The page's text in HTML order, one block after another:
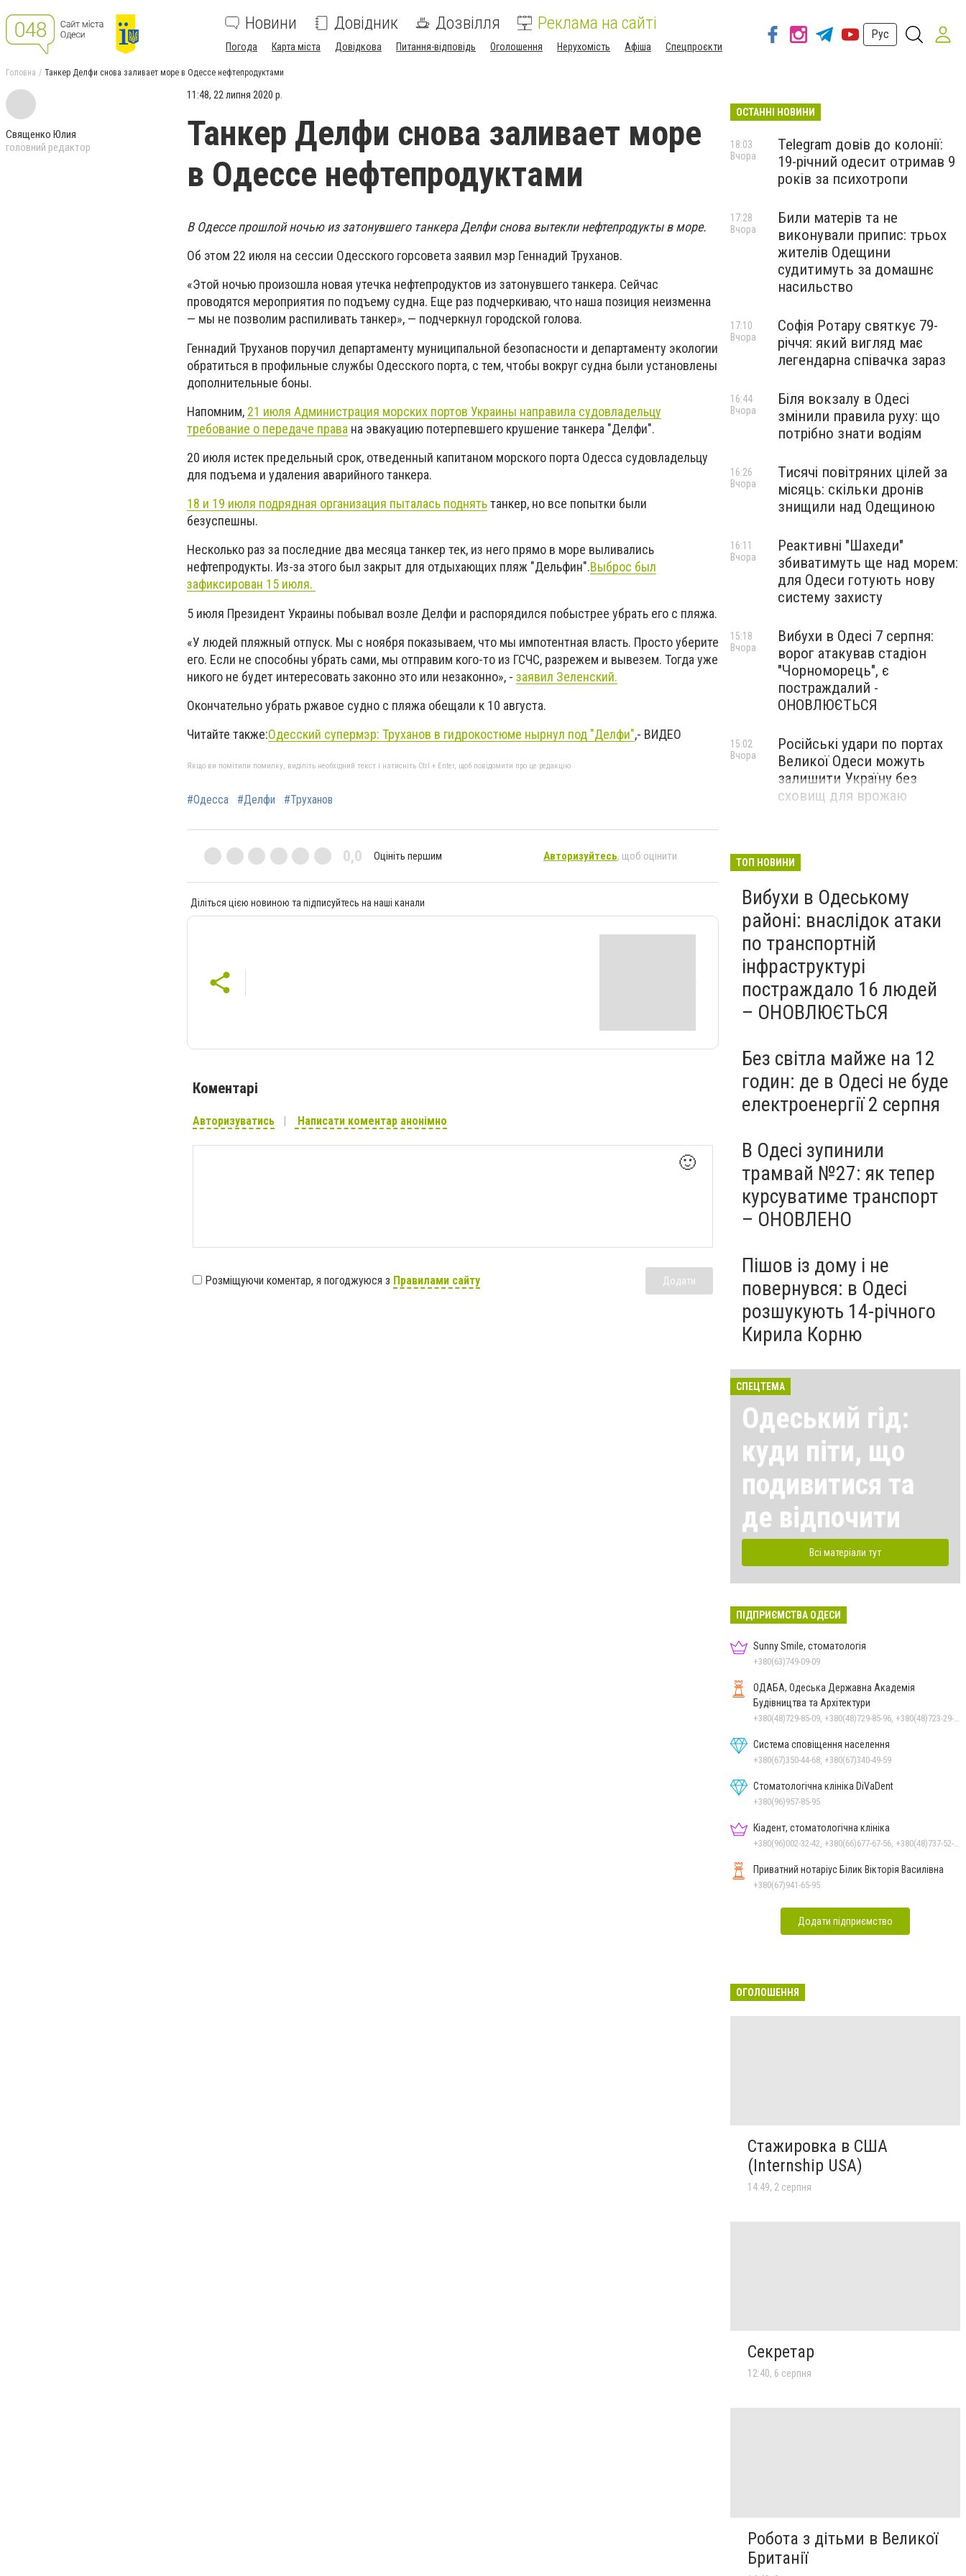
Новини Довідник Дозвілля Реклама на сайті
Погода Карта міста Довідкова Питання-відповідь Оголошення Нерухомість Афіша Спецпроєкти
Рус
Головна Танкер Делфи снова заливает море в Одессе нефтепродуктами
Священко Юлия
головний редактор
11:48, 22 липня 2020 р.
Танкер Делфи снова заливает море
в Одессе нефтепродуктами
В Одессе прошлой ночью из затонувшего танкера Делфи снова вытекли нефтепродукты в море.
Об этом 22 июля на сессии Одесского горсовета заявил мэр Геннадий Труханов.
«Этой ночью произошла новая утечка нефтепродуктов из затонувшего танкера. Сейчас
проводятся мероприятия по подъему судна. Еще раз подчеркиваю, что наша позиция неизменна
— мы не позволим распиливать танкер», — подчеркнул городской голова.
Геннадий Труханов поручил департаменту муниципальной безопасности и департаменту экологии
обратиться в профильные службы Одесского порта, с тем, чтобы вокруг судна были установлены
дополнительные боны.
Напомним, 21 июля Администрация морских портов Украины направила судовладельцу
требование о передаче права на эвакуацию потерпевшего крушение танкера "Делфи".
20 июля истек предельный срок, отведенный капитаном морского порта Одесса судовладельцу
для подъема и удаления аварийного танкера.
18 и 19 июля подрядная организация пыталась поднятьтанкер, но все попытки были
безуспешны.
Несколько раз за последние два месяца танкер тек, из него прямо в море выливались
нефтепродукты. Из-за этого был закрыт для отдыхающих пляж "Дельфин".Выброс был
зафиксирован 15 июля.
5 июля Президент Украины побывал возле Делфи и распорядился побыстрее убрать его с пляжа.
«У людей пляжный отпуск. Мы с ноября показываем, что мы импотентная власть. Просто уберите
его. Если не способны убрать сами, мы отправим кого-то из ГСЧС, разрежем и вывезем. Тогда уже
никого не будет интересовать законно это или незаконно», - заявил Зеленский.
Окончательно убрать ржавое судно с пляжа обещали к 10 августа.
Читайте также:Одесский супермэр: Труханов в гидрокостюме нырнул под "Делфи",- ВИДЕО
Якщо ви помітили помилку, виділіть необхідний текст і натисніть Ctrl + Enter, щоб повідомити про це редакцію
#Одесса #Делфи #Труханов
0,0 Оцініть першим Авторизуйтесь, щоб оцінити
Діліться цією новиною та підписуйтесь на наші канали
Коментарі
Авторизуватись Написати коментар анонімно
🙂
Розміщуючи коментар, я погоджуюся з Правилами сайту Додати
ОСТАННІ НОВИНИ
Telegram довів до колонії:
19-річний одесит отримав 9
років за психотропи
18:03
Вчора
Били матерів та не
виконували припис: трьох
жителів Одещини
судитимуть за домашнє
насильство
17:28
Вчора
Софія Ротару святкує 79-
річчя: який вигляд має
легендарна співачка зараз
17:10
Вчора
Біля вокзалу в Одесі
змінили правила руху: що
потрібно знати водіям
16:44
Вчора
Тисячі повітряних цілей за
місяць: скільки дронів
знищили над Одещиною
16:26
Вчора
Реактивні "Шахеди"
збиватимуть ще над морем:
для Одеси готують нову
систему захисту
16:11
Вчора
Вибухи в Одесі 7 серпня:
ворог атакував стадіон
"Чорноморець", є
постраждалий -
ОНОВЛЮЄТЬСЯ
15:18
Вчора
Російські удари по портах
Великої Одеси можуть
залишити Україну без
сховищ для врожаю
15:02
Вчора
ТОП НОВИНИ
Вибухи в Одеському
районі: внаслідок атаки
по транспортній
інфраструктурі
постраждало 16 людей
– ОНОВЛЮЄТЬСЯ
Без світла майже на 12
годин: де в Одесі не буде
електроенергії 2 серпня
В Одесі зупинили
трамвай №27: як тепер
курсуватиме транспорт
– ОНОВЛЕНО
Пішов із дому і не
повернувся: в Одесі
розшукують 14-річного
Кирила Корню
СПЕЦТЕМА
Одеський гід:
куди піти, що
подивитися та
де відпочити
Всі матеріали тут
ПІДПРИЄМСТВА ОДЕСИ
Sunny Smile, стоматологія
+380(63)749-09-09
ОДАБА, Одеська Державна Академія
Будівництва та Архітектури
Система сповіщення населення
+380(67)350-44-68, +380(67)340-49-59
Стоматологічна клініка DiVaDent
+380(96)957-85-95
Кіадент, стоматологічна клініка
Приватний нотаріус Білик Вікторія Василівна
+380(67)941-65-95
Додати підприємство
ОГОЛОШЕННЯ
Стажировка в США
(Internship USA)
14:49, 2 серпня
Секретар
12:40, 6 серпня
Робота з дітьми в Великої
Британії